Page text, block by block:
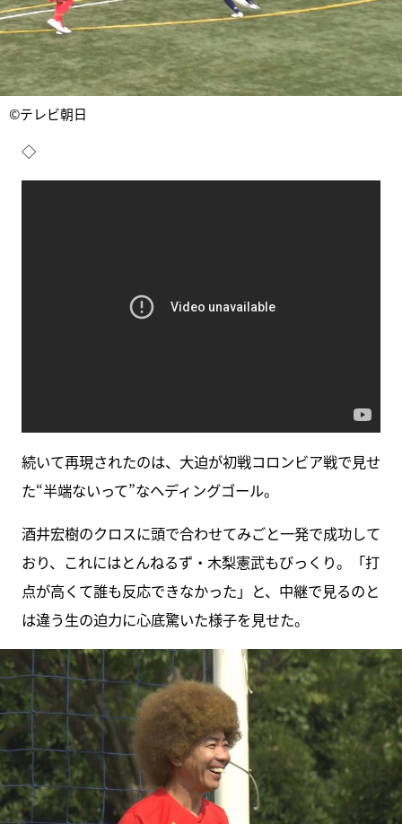
©テレビ朝日
◇
続いて再現されたのは、大迫が初戦コロンビア戦で見せ
た“半端ないって”なヘディングゴール。
酒井宏樹のクロスに頭で合わせてみごと一発で成功して
おり、これにはとんねるず・木梨憲武もびっくり。「打
点が高くて誰も反応できなかった」と、中継で見るのと
は違う生の迫力に心底驚いた様子を見せた。